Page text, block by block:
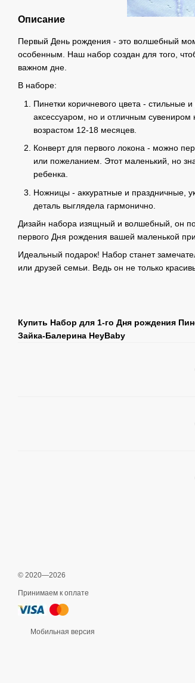
Описание
Первый День рождения - это волшебный
особенным. Наш набор создан для того,
важном дне.
В наборе:
Пинетки коричневого цвета - стильные
аксессуаром, но и отличным сувениром
возрастом 12-18 месяцев.
Конверт для первого локона - можно
или пожеланием. Этот маленький, но
ребенка.
Ножницы - аккуратные и праздничные,
деталь выглядела гармонично.
Дизайн набора изящный и волшебный, он
первого Дня рождения вашей маленькой
Идеальный подарок! Набор станет
или друзей семьи. Ведь он не только
Купить Набор для 1-го Дня рождения
Зайка-Балерина HeyBaby
© 2020—2026
Принимаем к оплате
Мобильная версия